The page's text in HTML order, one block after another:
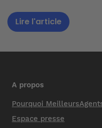
Lire l'article
A propos
Pourquoi
Espace presse